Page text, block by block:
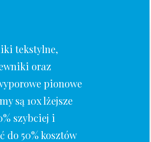
tekstylne,
oraz
pionowe
są 10x lżejsze
szybciej i
do 50% kosztów